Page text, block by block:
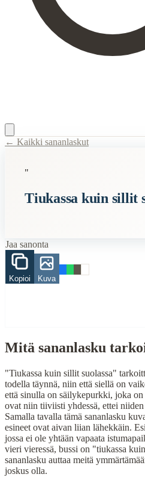
Description:"Tiukassa kuin sillit
Suomalaiset
Vanhan Kansan
Vanhat
Eläimet
When to Use This Content
Finding Finnish proverbs
Understanding Finnish
Learning Finnish language
Finding quotes for speeches
Cultural Context
Language:Finnish (suomi)
Origin:Finland
← Kaikki sananlaskut
"
Tiukassa kuin sillit
Jaa sanonta
Kopioi Kuva
Mitä sananlasku
"Tiukassa kuin sillit suolassa"
todella täynnä, niin että siellä on
että sinulla on säilykepurkki, joka
ovat niin tiiviisti yhdessä, ettei
Samalla tavalla tämä sananlasku
esineet ovat aivan liian lähekkäin.
jossa ei ole yhtään vapaata
vieri vieressä, bussi on "tiukassa
sananlasku auttaa meitä
joskus olla.